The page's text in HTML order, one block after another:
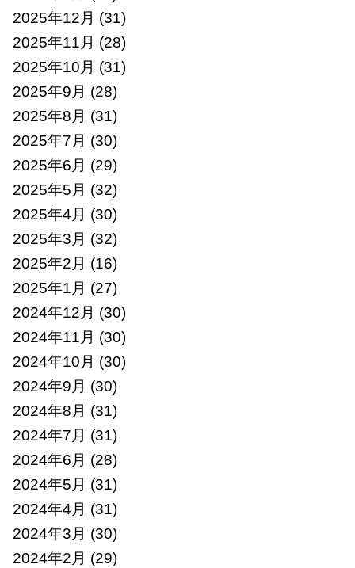
2025年12月 (31)
2025年11月 (28)
2025年10月 (31)
2025年9月 (28)
2025年8月 (31)
2025年7月 (30)
2025年6月 (29)
2025年5月 (32)
2025年4月 (30)
2025年3月 (32)
2025年2月 (16)
2025年1月 (27)
2024年12月 (30)
2024年11月 (30)
2024年10月 (30)
2024年9月 (30)
2024年8月 (31)
2024年7月 (31)
2024年6月 (28)
2024年5月 (31)
2024年4月 (31)
2024年3月 (30)
2024年2月 (29)